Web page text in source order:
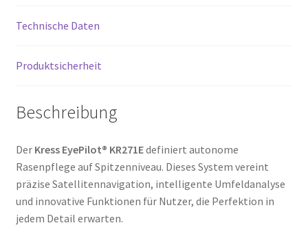
Technische Daten
Produktsicherheit
Beschreibung
Der Kress EyePilot® KR271Edefiniert autonome
Rasenpflege auf Spitzenniveau. Dieses System vereint
präzise Satellitennavigation, intelligente Umfeldanalyse
und innovative Funktionen für Nutzer, die Perfektion in
jedem Detail erwarten.